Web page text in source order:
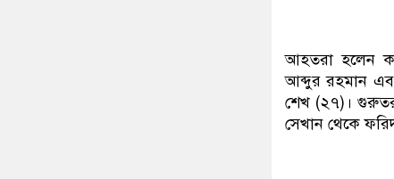
আহতরা হলেন
আব্দুর রহমান
শেখ (২৭)। গুরুতর
সেখান থেকে